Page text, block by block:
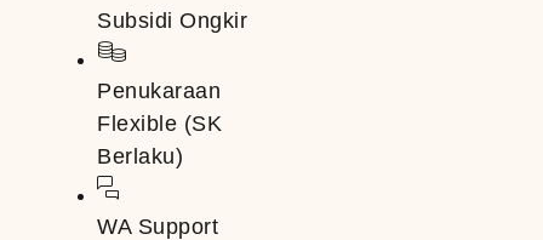
Subsidi Ongkir
Penukaraan
Flexible (SK
Berlaku)
WA Support